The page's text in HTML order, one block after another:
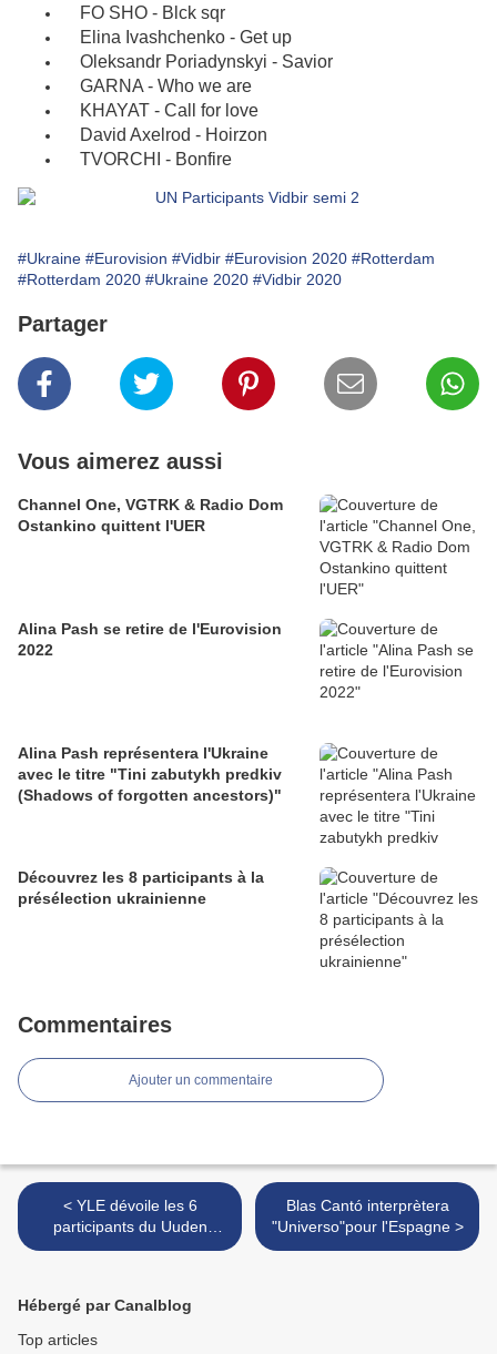
FO SHO - Blck sqr
Elina Ivashchenko - Get up
Oleksandr Poriadynskyi - Savior
GARNA - Who we are
KHAYAT - Call for love
David Axelrod - Hoirzon
TVORCHI - Bonfire
#Ukraine #Eurovision #Vidbir #Eurovision 2020 #Rotterdam
#Rotterdam 2020 #Ukraine 2020 #Vidbir 2020
Partager
Vous aimerez aussi
Channel One, VGTRK & Radio Dom
Ostankino quittent l'UER
Alina Pash se retire de l'Eurovision
2022
Alina Pash représentera l'Ukraine
avec le titre "Tini zabutykh predkiv
(Shadows of forgotten ancestors)"
Découvrez les 8 participants à la
présélection ukrainienne
Commentaires
Ajouter un commentaire
< YLE dévoile les 6
participants du Uuden
Musiikin Kilpailu 2020
Blas Cantó interprètera
"Universo"pour l'Espagne >
Hébergé par Canalblog
Top articles